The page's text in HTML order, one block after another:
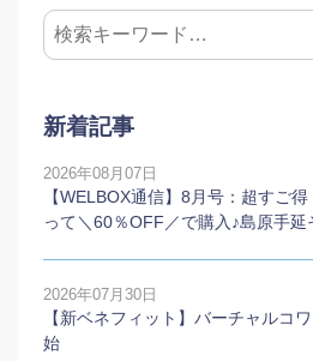
新着記事
2026年08月07日
【WELBOX通信】8月号：超すご
って＼60％OFF／で購入♪島原手延
2026年07月30日
【新ベネフィット】バーチャルコ
始